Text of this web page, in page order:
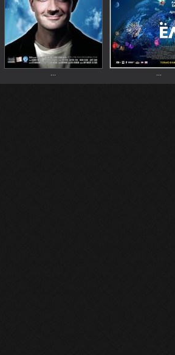
... ...